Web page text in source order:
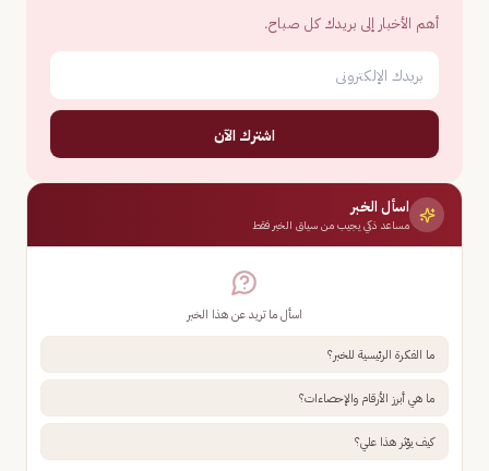
أهم الأخبار إلى بريدك كل صباح.
اشترك الآن
اسأل الخبر
مساعد ذكي يجيب من سياق الخبر فقط
اسأل ما تريد عن هذا الخبر
ما الفكرة الرئيسية للخبر؟
ما هي أبرز الأرقام والإحصاءات؟
كيف يؤثر هذا علي؟